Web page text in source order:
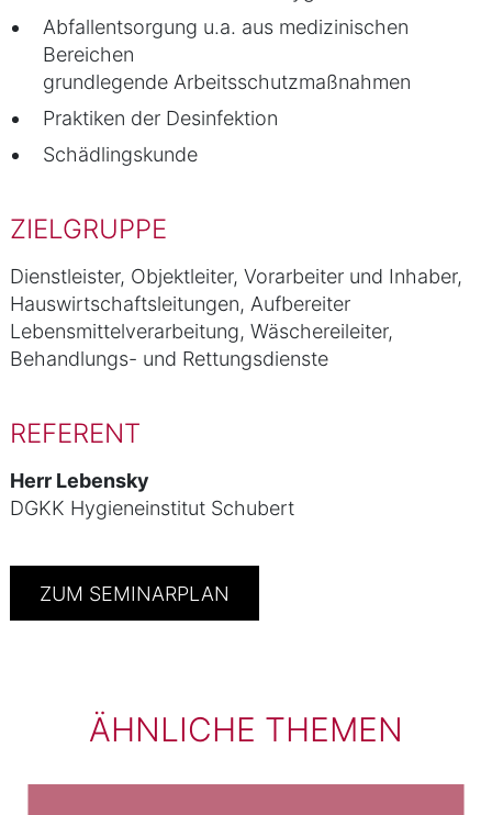
Abfallentsorgung u.a. aus medizinischen
Bereichen
grundlegende Arbeitsschutzmaßnahmen
Praktiken der Desinfektion
Schädlingskunde
ZIELGRUPPE
Dienstleister, Objektleiter, Vorarbeiter und Inhaber,
Hauswirtschaftsleitungen, Aufbereiter
Lebensmittelverarbeitung, Wäschereileiter,
Behandlungs- und Rettungsdienste
REFERENT
Herr Lebensky
DGKK Hygieneinstitut Schubert
ZUM SEMINARPLAN
ÄHNLICHE THEMEN